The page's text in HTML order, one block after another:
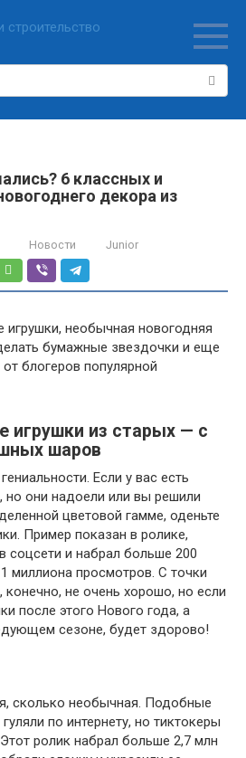
6 классных и
декора из
Новости Junior
необычная новогодняя
бумажные звездочки и еще
блогеров популярной
игрушки из старых — с
шаров
Если у вас есть
они надоели или вы решили
цветовой гамме, оденьте
Пример показан в ролике,
соцсети и набрал больше 200
миллиона просмотров. С точки
конечно, не очень хорошо, но если
после этого Нового года, а
сезоне, будет здорово!
сколько необычная. Подобные
по интернету, но тиктокеры
ролик набрал больше 2,7 млн